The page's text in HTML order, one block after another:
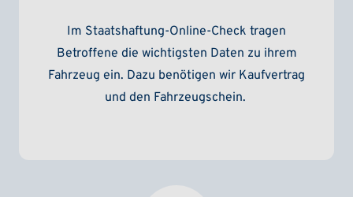
Im Staatshaftung-Online-Check tragen
Betroffene die wichtigsten Daten zu ihrem
Fahrzeug ein. Dazu benötigen wir Kaufvertrag
und den Fahrzeugschein.